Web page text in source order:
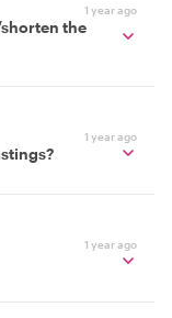
1 year ago
the
1 year ago
1 year ago